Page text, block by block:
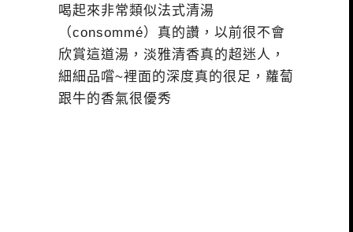
喝起來非常類似法式清湯
（consommé）真的讚，以前很不會
欣賞這道湯，淡雅清香真的超迷人，
細細品嚐~裡面的深度真的很足，蘿蔔
跟牛的香氣很優秀